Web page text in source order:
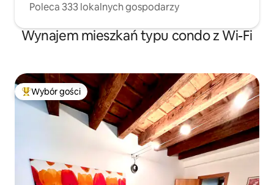
Poleca 333 lokalnych gospodarzy
Wynajem mieszkań typu condo z Wi-Fi
Najpopularniejsze z kategorii Wybór gości
Wybór gości